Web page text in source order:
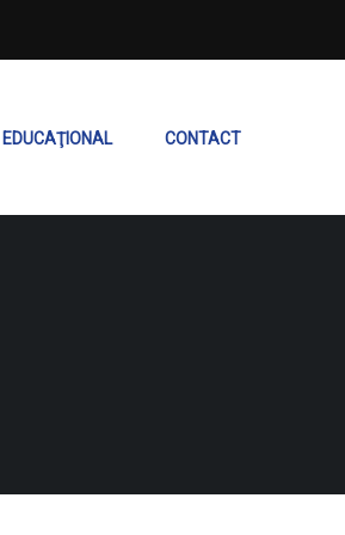
CONTACT